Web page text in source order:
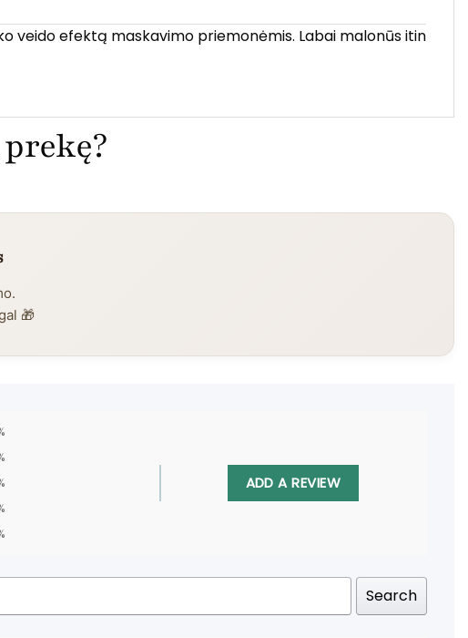
veido efektą maskavimo priemonėmis. Labai malonūs itin
🎁
ADD A REVIEW
Search